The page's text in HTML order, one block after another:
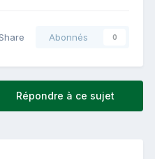
Abonnés 0
Répondre à ce sujet